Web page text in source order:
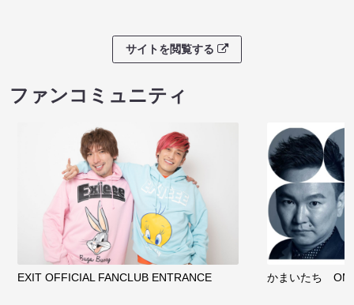
サイトを閲覧する
ファンコミュニティ
EXIT OFFICIAL FANCLUB ENTRANCE かまいたち